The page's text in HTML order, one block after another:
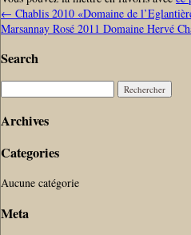
← Chablis 2010 «Domaine de
Marsannay Rosé 2011 Domaine Hervé
Search
Archives
Categories
Aucune catégorie
Meta